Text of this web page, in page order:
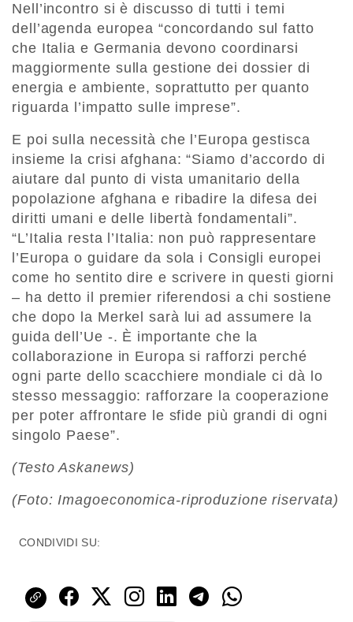
Nell’incontro si è discusso di tutti i temi
dell’agenda europea “concordando sul fatto
che Italia e Germania devono coordinarsi
maggiormente sulla gestione dei dossier di
energia e ambiente, soprattutto per quanto
riguarda l’impatto sulle imprese”.
E poi sulla necessità che l’Europa gestisca
insieme la crisi afghana: “Siamo d’accordo di
aiutare dal punto di vista umanitario della
popolazione afghana e ribadire la difesa dei
diritti umani e delle libertà fondamentali”.
“L’Italia resta l’Italia: non può rappresentare
l’Europa o guidare da sola i Consigli europei
come ho sentito dire e scrivere in questi giorni
– ha detto il premier riferendosi a chi sostiene
che dopo la Merkel sarà lui ad assumere la
guida dell’Ue -. È importante che la
collaborazione in Europa si rafforzi perché
ogni parte dello scacchiere mondiale ci dà lo
stesso messaggio: rafforzare la cooperazione
per poter affrontare le sfide più grandi di ogni
singolo Paese”.
(Testo Askanews)
(Foto: Imagoeconomica-riproduzione riservata)
CONDIVIDI SU: